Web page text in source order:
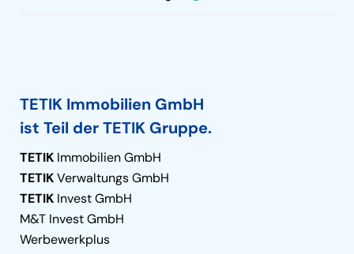
TETIK Immobilien GmbH
ist Teil der TETIK Gruppe.
TETIK Immobilien GmbH
TETIKVerwaltungs GmbH
TETIK Invest GmbH
M&T Invest GmbH
Werbewerkplus